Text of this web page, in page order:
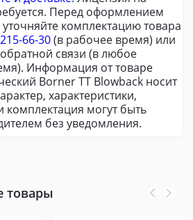
Перед оформлением
комплектацию товара
66-30(в рабочее время) или
связи (в любое
Информация от товаре
Borner TT Blowback носит
характеристики,
комплектация могут быть
без уведомления.
товары